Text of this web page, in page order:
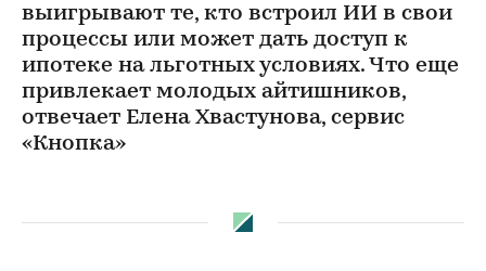
выигрывают те, кто встроил ИИ в свои
процессы или может дать доступ к
ипотеке на льготных условиях. Что еще
привлекает молодых айтишников,
отвечает Елена Хвастунова, сервис
«Кнопка»